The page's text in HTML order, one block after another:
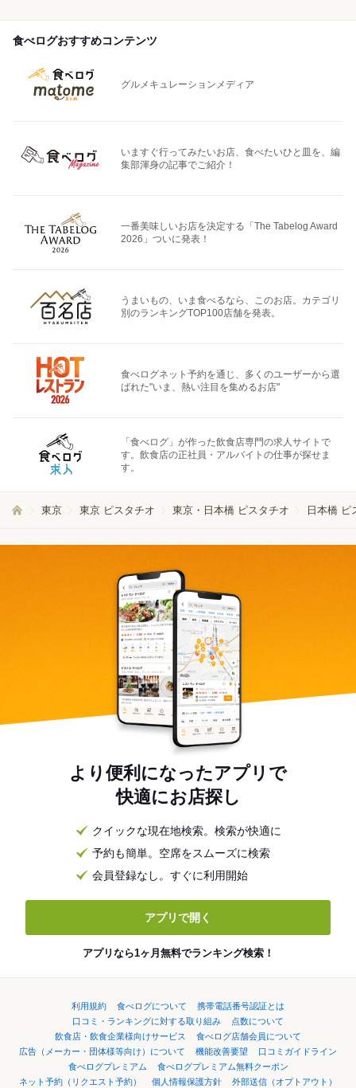
食べログおすすめコンテンツ
グルメキュレーションメディア
いますぐ行ってみたいお店、食べたいひと皿を、編
集部渾身の記事でご紹介！
一番美味しいお店を決定する「The Tabelog Award
2026」ついに発表！
うまいもの、いま食べるなら、このお店。カテゴリ
別のランキングTOP100店舗を発表。
食べログネット予約を通じ、多くのユーザーから選
ばれた"いま、熱い注目を集めるお店"
「食べログ」が作った飲食店専門の求人サイトで
す。飲食店の正社員・アルバイトの仕事が探せま
す。
東京 東京 ピスタチオ 東京・日本橋 ピスタチオ 日本橋 ピ
より便利になったアプリで
快適にお店探し
クイックな現在地検索。検索が快適に
予約も簡単。空席をスムーズに検索
会員登録なし。すぐに利用開始
アプリで開く
アプリなら1ヶ月無料でランキング検索！
利用規約 食べログについて
携帯電話番号認証とは
口コミ・ランキングに対する取り組み
点数について
飲食店・飲食企業様向けサービス
食べログ店舗会員について
広告（メーカー・団体様等向け）について
機能改善要望
口コミガイドライン
食べログプレミアム
食べログプレミアム無料クーポン
ネット予約（リクエスト予約）
個人情報保護方針 外部送信（オプトアウト）